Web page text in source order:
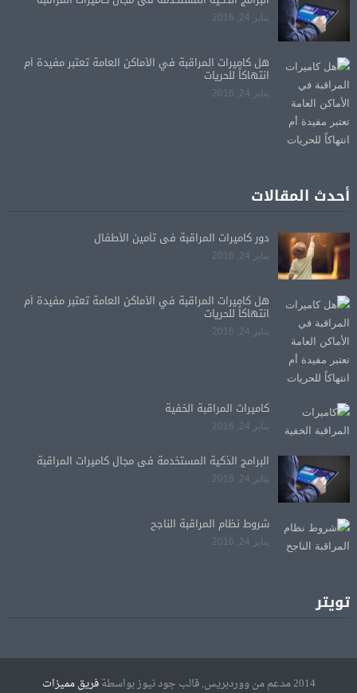
يناير 24, 2016
هل كاميرات المراقبة في الأماكن العامة تعتبر مفيدة أم
انتهاكاً للحريات
يناير 24, 2016
أحدث المقالات
دور كاميرات المراقبة فى تأمين الأطفال
يناير 24, 2016
هل كاميرات المراقبة في الأماكن العامة تعتبر مفيدة أم
انتهاكاً للحريات
يناير 24, 2016
كاميرات المراقبة الخفية
يناير 24, 2016
البرامج الذكية المستخدمة فى مجال كاميرات المراقبة
يناير 24, 2016
شروط نظام المراقبة الناجح
يناير 24, 2016
تويتر
2014 مدعم من ووردبريس, قالب جود نيوز بواسطة فريق مميزات